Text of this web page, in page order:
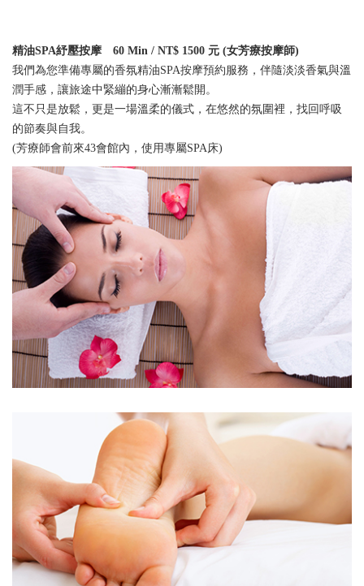
精油SPA紓壓按摩 60 Min / NT$ 1500 元 (女芳療按摩師)
我們為您準備專屬的香氛精油SPA按摩預約服務，伴隨淡淡香氣與溫
潤手感，讓旅途中緊繃的身心漸漸鬆開。
這不只是放鬆，更是一場溫柔的儀式，在悠然的氛圍裡，找回呼吸
的節奏與自我。
(芳療師會前來43會館內，使用專屬SPA床)